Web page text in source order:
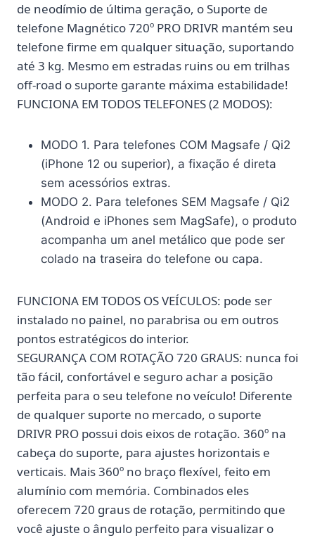
de neodímio de última geração, o Suporte de
telefone Magnético 720º PRO DRIVR mantém seu
telefone firme em qualquer situação, suportando
até 3 kg. Mesmo em estradas ruins ou em trilhas
off-road o suporte garante máxima estabilidade!
FUNCIONA EM TODOS TELEFONES (2 MODOS):
MODO 1. Para telefones COM Magsafe / Qi2
(iPhone 12 ou superior), a fixação é direta
sem acessórios extras.
MODO 2. Para telefones SEM Magsafe / Qi2
(Android e iPhones sem MagSafe), o produto
acompanha um anel metálico que pode ser
colado na traseira do telefone ou capa.
FUNCIONA EM TODOS OS VEÍCULOS: pode ser
instalado no painel, no parabrisa ou em outros
pontos estratégicos do interior.
SEGURANÇA COM ROTAÇÃO 720 GRAUS: nunca foi
tão fácil, confortável e seguro achar a posição
perfeita para o seu telefone no veículo! Diferente
de qualquer suporte no mercado, o suporte
DRIVR PRO possui dois eixos de rotação. 360º na
cabeça do suporte, para ajustes horizontais e
verticais. Mais 360º no braço flexível, feito em
alumínio com memória. Combinados eles
oferecem 720 graus de rotação, permitindo que
você ajuste o ângulo perfeito para visualizar o